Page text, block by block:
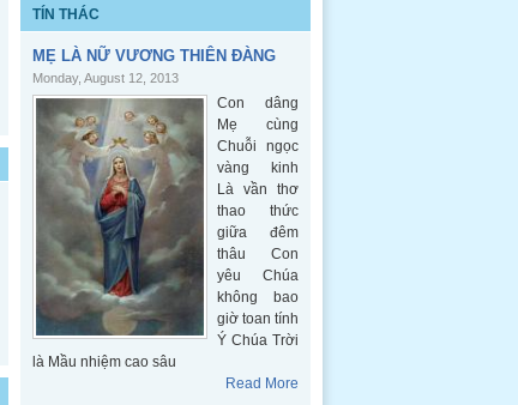
TÍN THÁC
MẸ LÀ NỮ VƯƠNG THIÊN ĐÀNG
Monday, August 12, 2013
Con dâng
Mẹ cùng
Chuỗi ngọc
vàng kinh
Là vần thơ
thao thức
giữa đêm
thâu Con
yêu Chúa
không bao
giờ toan tính
Ý Chúa Trời
là Mầu nhiệm cao sâu
Read More